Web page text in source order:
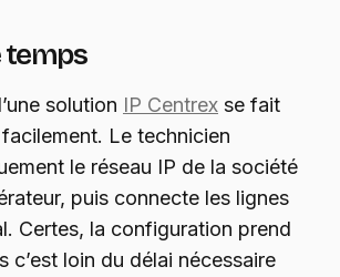
temps
solution IP Centrex se fait
Le technicien
le réseau IP de la société
puis connecte les lignes
Certes, la configuration prend
c’est loin du délai nécessaire